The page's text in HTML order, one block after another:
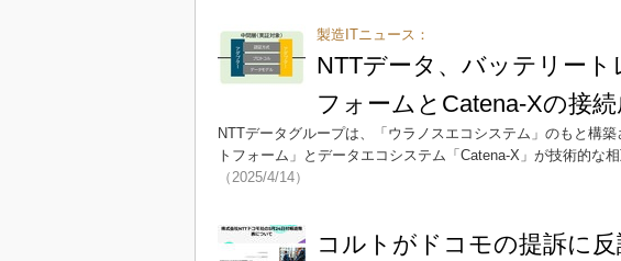
製造ITニュース：
NTTデータ、バッテリー
フォームとCatena-Xの接続
NTTデータグループは、「ウラノスエコシステム」のもと構
トフォーム」とデータエコシステム「Catena-X」が技術的な
（2025/4/14）
コルトがドコモの提訴に